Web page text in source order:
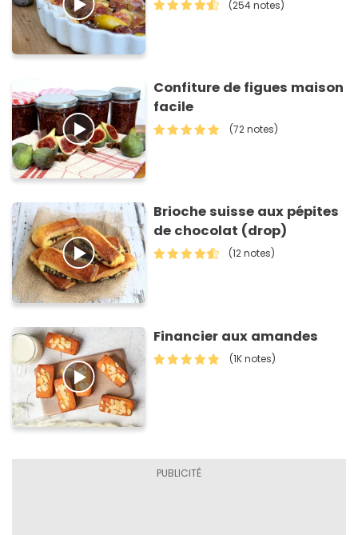
(254 notes)
Confiture de figues maison
facile
(72 notes)
Brioche suisse aux pépites
de chocolat (drop)
(12 notes)
Financier aux amandes
(1K notes)